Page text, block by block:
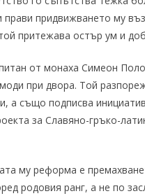
придвижването му
притежава остър ум и
от монаха Симеон
при двора. Той
а също подписва
за Славяно-гръко-
му реформа е
родовия ранг, а не по